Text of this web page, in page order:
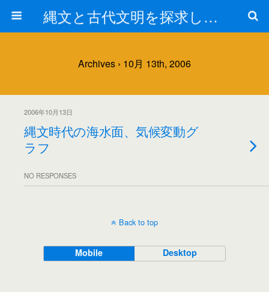
縄文と古代文明を探求しよう！
Archives › 10月 13th, 2006
2006年10月13日
縄文時代の海水面、気候変動グ
ラフ
NO RESPONSES
Back to top
Mobile Desktop